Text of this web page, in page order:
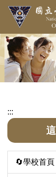
跳
要
內
容
區
:::
🔄學校首頁